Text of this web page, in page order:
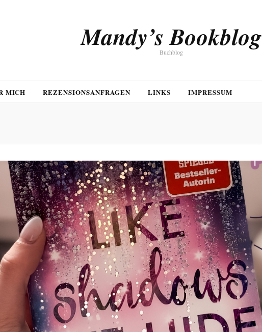
Mandy’s Bookblog
Buchblog
MICH REZENSIONSANFRAGEN LINKS IMPRESSUM